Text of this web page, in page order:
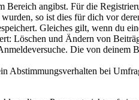
angibst. Für die
so ist dies für dich vor
Gleiches gilt, wenn du
Löschen und Ändern von
Die von deinem
Abstimmungsverhalten bei